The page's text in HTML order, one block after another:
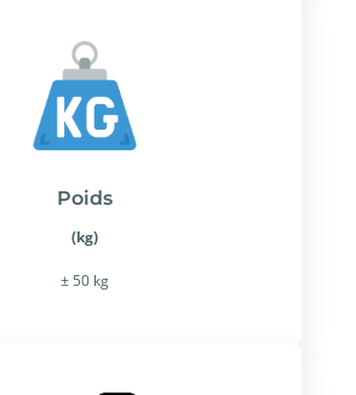
Poids
(kg)
± 50 kg